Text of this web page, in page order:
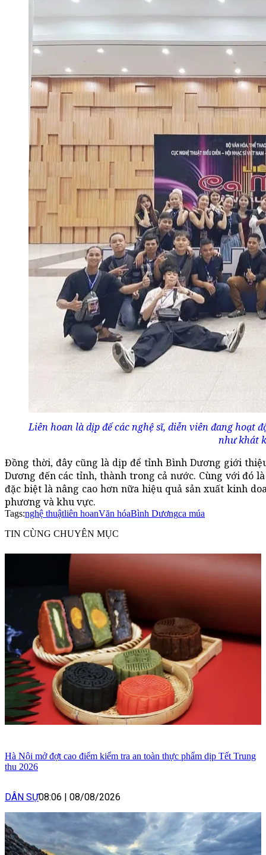
Liên hoan là dịp để các nghệ sĩ, diễn viên đang hoạt
như khát
Đồng thời, đây cũng là dịp để tỉnh Bình Dương giới
Dương đến các tỉnh, thành trong cả nước. Cùng với đó
đặc biệt là nâng cao hơn nữa hiệu quả sản xuất kinh
phương và khu vực.
Tags:nghệ thuậtliên hoanVăn hóaBình Dươngca múa
TIN CÙNG CHUYÊN MỤC
Hà Nội mở đợt cao điểm kiểm tra an toàn thực phẩm dịp Tết Trung
thu 2026
DÂN SỰ08:06 08/08/2026